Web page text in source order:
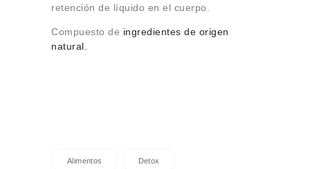
retención de líquido en el cuerpo.
Compuesto de ingredientes de origen
natural.
Alimentos Detox